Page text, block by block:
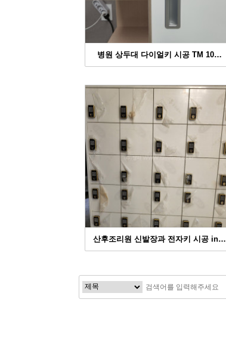
병원 상두대 다이얼키 시공 TM 10…
산후조리원 신발장과 전자키 시공 in…